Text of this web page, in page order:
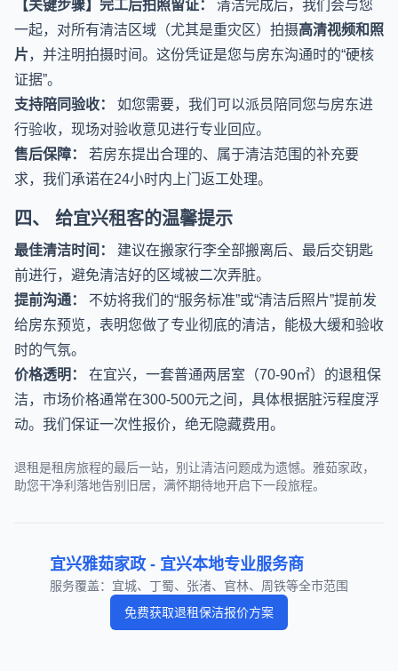
【关键步骤】完工后拍照留证：
清洁完成后，我们会与您
一起，对所有清洁区域（尤其是重灾区）拍摄高清视频和照
片，并注明拍摄时间。这份凭证是您与房东沟通时的“硬核
证据”。
支持陪同验收：
如您需要，我们可以派员陪同您与房东进
行验收，现场对验收意见进行专业回应。
售后保障：
若房东提出合理的、属于清洁范围的补充要
求，我们承诺在24小时内上门返工处理。
四、 给宜兴租客的温馨提示
最佳清洁时间：
建议在搬家行李全部搬离后、最后交钥匙
前进行，避免清洁好的区域被二次弄脏。
提前沟通：
不妨将我们的“服务标准”或“清洁后照片”提前发
给房东预览，表明您做了专业彻底的清洁，能极大缓和验收
时的气氛。
价格透明：
在宜兴，一套普通两居室（70-90㎡）的退租保
洁，市场价格通常在300-500元之间，具体根据脏污程度浮
动。我们保证一次性报价，绝无隐藏费用。
退租是租房旅程的最后一站，别让清洁问题成为遗憾。雅茹家政，
助您干净利落地告别旧居，满怀期待地开启下一段旅程。
宜兴雅茹家政 - 宜兴本地专业服务商
服务覆盖：宜城、丁蜀、张渚、官林、周铁等全市范围
免费获取退租保洁报价方案